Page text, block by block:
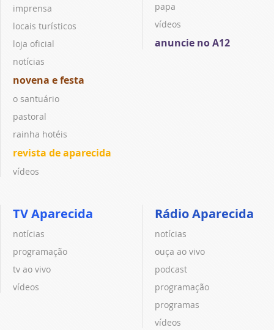
imprensa
locais turísticos
loja oficial
notícias
novena e festa
o santuário
pastoral
rainha hotéis
revista de aparecida
vídeos
papa
vídeos
anuncie no A12
TV Aparecida
notícias
programação
tv ao vivo
vídeos
Rádio Aparecida
notícias
ouça ao vivo
podcast
programação
programas
vídeos